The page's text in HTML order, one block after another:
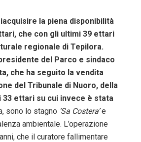
la piena disponibilità
che con gli ultimi 39 ettari
regionale di Tepilora.
del Parco e sindaco
che ha seguito la vendita
del Tribunale di Nuoro, della
ettari su cui invece è stata
sono lo stagno ‘Sa Costera’e
ambientale. L’operazione
che il curatore fallimentare